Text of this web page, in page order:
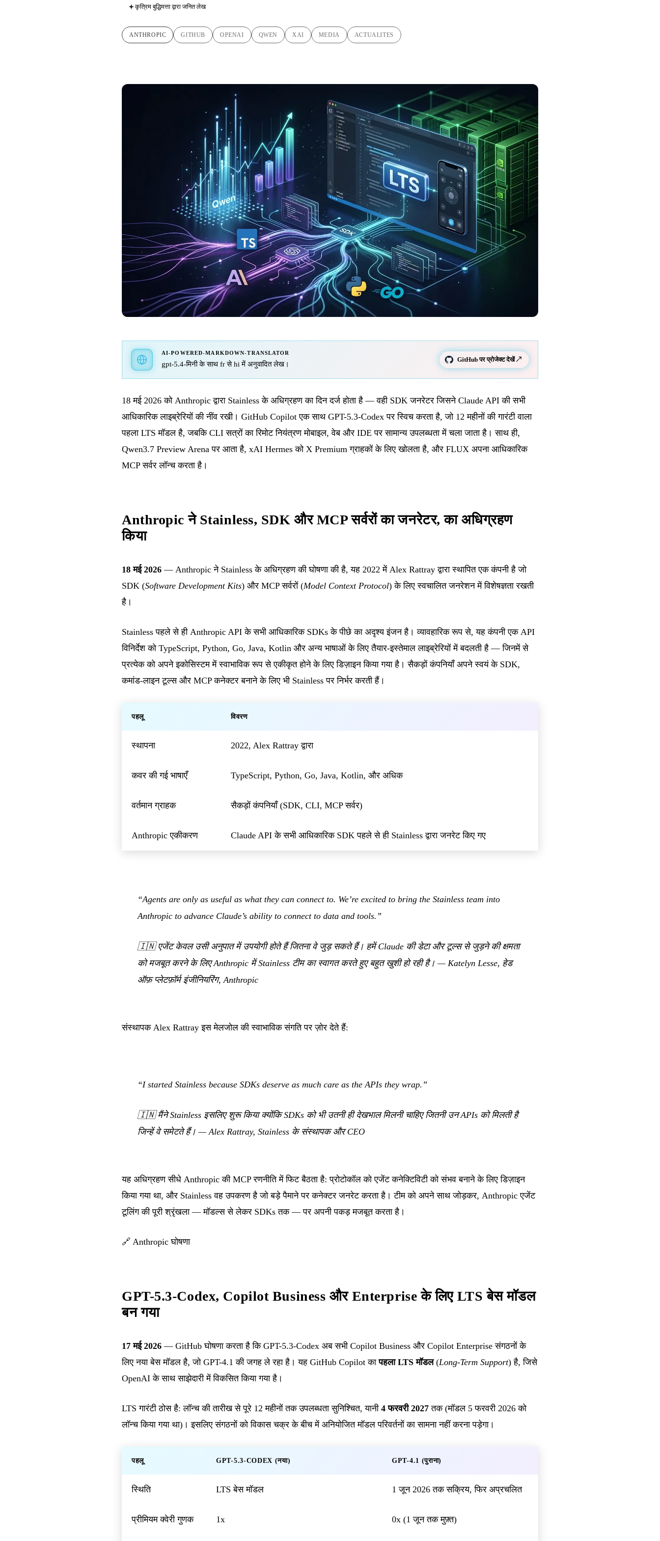
कृत्रिम बुद्धिमत्ता द्वारा जनित लेख
ANTHROPIC GITHUB OPENAI QWEN XAI MEDIA ACTUALITES
AI-POWERED-MARKDOWN-TRANSLATOR
gpt-5.4-मिनी के साथ fr से hi में अनुवादित लेख।
GitHub पर प्रोजेक्ट देखें ↗
18 मई 2026 को Anthropic द्वारा Stainless के अधिग्रहण का दिन दर्ज होता है — वही SDK जनरेटर जिसने Claude API की सभी
आधिकारिक लाइब्रेरियों की नींव रखी। GitHub Copilot एक साथ GPT-5.3-Codex पर स्विच करता है, जो 12 महीनों की गारंटी वाला
पहला LTS मॉडल है, जबकि CLI सत्रों का रिमोट नियंत्रण मोबाइल, वेब और IDE पर सामान्य उपलब्धता में चला जाता है। साथ ही,
Qwen3.7 Preview Arena पर आता है, xAI Hermes को X Premium ग्राहकों के लिए खोलता है, और FLUX अपना आधिकारिक
MCP सर्वर लॉन्च करता है।
Anthropic ने Stainless, SDK और MCP सर्वरों का जनरेटर, का अधिग्रहण
किया
18 मई 2026 — Anthropic ने Stainless के अधिग्रहण की घोषणा की है, यह 2022 में Alex Rattray द्वारा स्थापित एक कंपनी है जो
SDK (Software Development Kits) और MCP सर्वरों (Model Context Protocol) के लिए स्वचालित जनरेशन में विशेषज्ञता रखती
है।
Stainless पहले से ही Anthropic API के सभी आधिकारिक SDKs के पीछे का अदृश्य इंजन है। व्यावहारिक रूप से, यह कंपनी एक API
विनिर्देश को TypeScript, Python, Go, Java, Kotlin और अन्य भाषाओं के लिए तैयार-इस्तेमाल लाइब्रेरियों में बदलती है — जिनमें से
प्रत्येक को अपने इकोसिस्टम में स्वाभाविक रूप से एकीकृत होने के लिए डिज़ाइन किया गया है। सैकड़ों कंपनियाँ अपने स्वयं के SDK,
कमांड-लाइन टूल्स और MCP कनेक्टर बनाने के लिए भी Stainless पर निर्भर करती हैं।
पहलू विवरण
स्थापना 2022, Alex Rattray द्वारा
कवर की गई भाषाएँ TypeScript, Python, Go, Java, Kotlin, और अधिक
वर्तमान ग्राहक सैकड़ों कंपनियाँ (SDK, CLI, MCP सर्वर)
Anthropic एकीकरण Claude API के सभी आधिकारिक SDK पहले से ही Stainless द्वारा जनरेट किए गए
“Agents are only as useful as what they can connect to. We’re excited to bring the Stainless team into
Anthropic to advance Claude’s ability to connect to data and tools.”
🇮🇳एजेंट केवल उसी अनुपात में उपयोगी होते हैं जितना वे जुड़ सकते हैं। हमें Claude की डेटा और टूल्स से जुड़ने की क्षमता
को मजबूत करने के लिए Anthropic में Stainless टीम का स्वागत करते हुए बहुत खुशी हो रही है। — Katelyn Lesse, हेड
ऑफ़ प्लेटफ़ॉर्म इंजीनियरिंग, Anthropic
संस्थापक Alex Rattray इस मेलजोल की स्वाभाविक संगति पर ज़ोर देते हैं:
“I started Stainless because SDKs deserve as much care as the APIs they wrap.”
🇮🇳मैंने Stainless इसलिए शुरू किया क्योंकि SDKs को भी उतनी ही देखभाल मिलनी चाहिए जितनी उन APIs को मिलती है
जिन्हें वे समेटते हैं। — Alex Rattray, Stainless के संस्थापक और CEO
यह अधिग्रहण सीधे Anthropic की MCP रणनीति में फिट बैठता है: प्रोटोकॉल को एजेंट कनेक्टिविटी को संभव बनाने के लिए डिज़ाइन
किया गया था, और Stainless वह उपकरण है जो बड़े पैमाने पर कनेक्टर जनरेट करता है। टीम को अपने साथ जोड़कर, Anthropic एजेंट
टूलिंग की पूरी श्रृंखला — मॉडल्स से लेकर SDKs तक — पर अपनी पकड़ मजबूत करता है।
🔗 Anthropic घोषणा
GPT-5.3-Codex, Copilot Business और Enterprise के लिए LTS बेस मॉडल
बन गया
17 मई 2026 — GitHub घोषणा करता है कि GPT-5.3-Codex अब सभी Copilot Business और Copilot Enterprise संगठनों के
लिए नया बेस मॉडल है, जो GPT-4.1 की जगह ले रहा है। यह GitHub Copilot कापहला LTS मॉडल(Long-Term Support) है, जिसे
OpenAI के साथ साझेदारी में विकसित किया गया है।
LTS गारंटी ठोस है: लॉन्च की तारीख से पूरे 12 महीनों तक उपलब्धता सुनिश्चित, यानी 4 फरवरी 2027 तक (मॉडल 5 फरवरी 2026 को
लॉन्च किया गया था)। इसलिए संगठनों को विकास चक्र के बीच में अनियोजित मॉडल परिवर्तनों का सामना नहीं करना पड़ेगा।
पहलू GPT-5.3-CODEX (नया) GPT-4.1 (पुराना)
स्थिति LTS बेस मॉडल 1 जून 2026 तक सक्रिय, फिर अप्रचलित
प्रीमियम क्वेरी गुणक 1x 0x (1 जून तक मुफ़्त)